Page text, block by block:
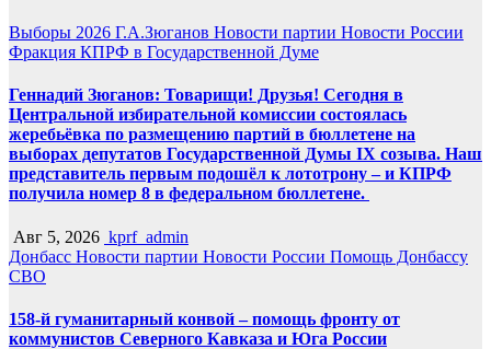
Выборы 2026 Г.А.Зюганов Новости партии Новости России
Фракция КПРФ в Государственной Думе
Геннадий Зюганов: Товарищи! Друзья! Сегодня в
Центральной избирательной комиссии состоялась
жеребьёвка по размещению партий в бюллетене на
выборах депутатов Государственной Думы IX созыва. Наш
представитель первым подошёл к лототрону – и КПРФ
получила номер 8 в федеральном бюллетене.
Авг 5, 2026 kprf_admin
Донбасс Новости партии Новости России Помощь Донбассу
СВО
158-й гуманитарный конвой – помощь фронту от
коммунистов Северного Кавказа и Юга России